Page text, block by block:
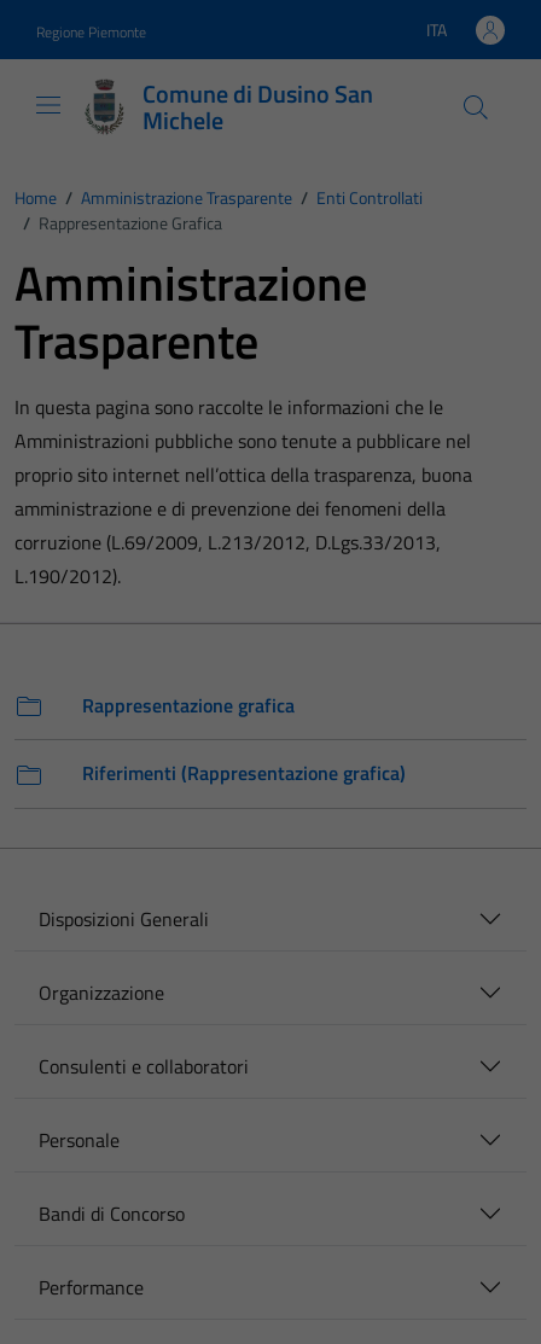
Regione Piemonte Lingua attiva:
ITA
Comune di Dusino San
Michele
Home / Amministrazione Trasparente / Enti Controllati
/ Rappresentazione Grafica
Amministrazione
Trasparente
In questa pagina sono raccolte le informazioni che le
Amministrazioni pubbliche sono tenute a pubblicare nel
proprio sito internet nell’ottica della trasparenza, buona
amministrazione e di prevenzione dei fenomeni della
corruzione (L.69/2009, L.213/2012, D.Lgs.33/2013,
L.190/2012).
Rappresentazione grafica
Riferimenti (Rappresentazione grafica)
Disposizioni Generali
Organizzazione
Consulenti e collaboratori
Personale
Bandi di Concorso
Performance